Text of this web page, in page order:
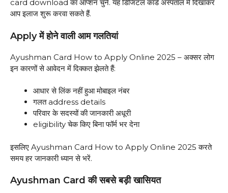
card download का ऑप्शन चुनें. यह डिजिटल कार्ड अस्पताल में दिखाकर
आप इलाज शुरू करवा सकते हैं.
Apply में होने वाली आम गलतियां
Ayushman Card How to Apply Online 2025 – अक्सर लोग
इन कारणों से आवेदन में दिक्कत झेलते हैं:
आधार से लिंक नहीं हुआ मोबाइल नंबर
गलत address details
परिवार के सदस्यों की जानकारी अधूरी
eligibility चेक किए बिना फॉर्म भर देना
इसलिए Ayushman Card How to Apply Online 2025 करते
समय हर जानकारी ध्यान से भरें.
Ayushman Card की सबसे बड़ी खासियत